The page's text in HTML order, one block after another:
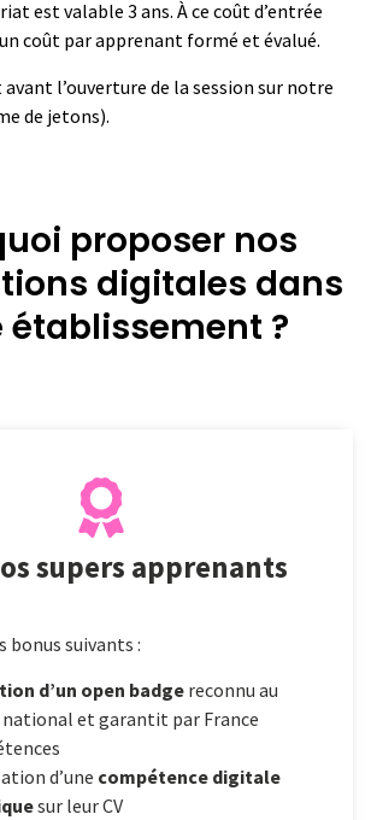
est valable 3 ans. À ce coût d’entrée
coût par apprenant formé et évalué.
l’ouverture de la session sur notre
de jetons).
proposer nos
digitales dans
établissement ?
supers apprenants
bonus suivants :
d’un open badge reconnu au
national et garantit par France
d’une compétence digitale
sur leur CV